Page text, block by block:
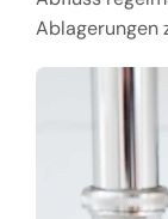
Ablagerungen